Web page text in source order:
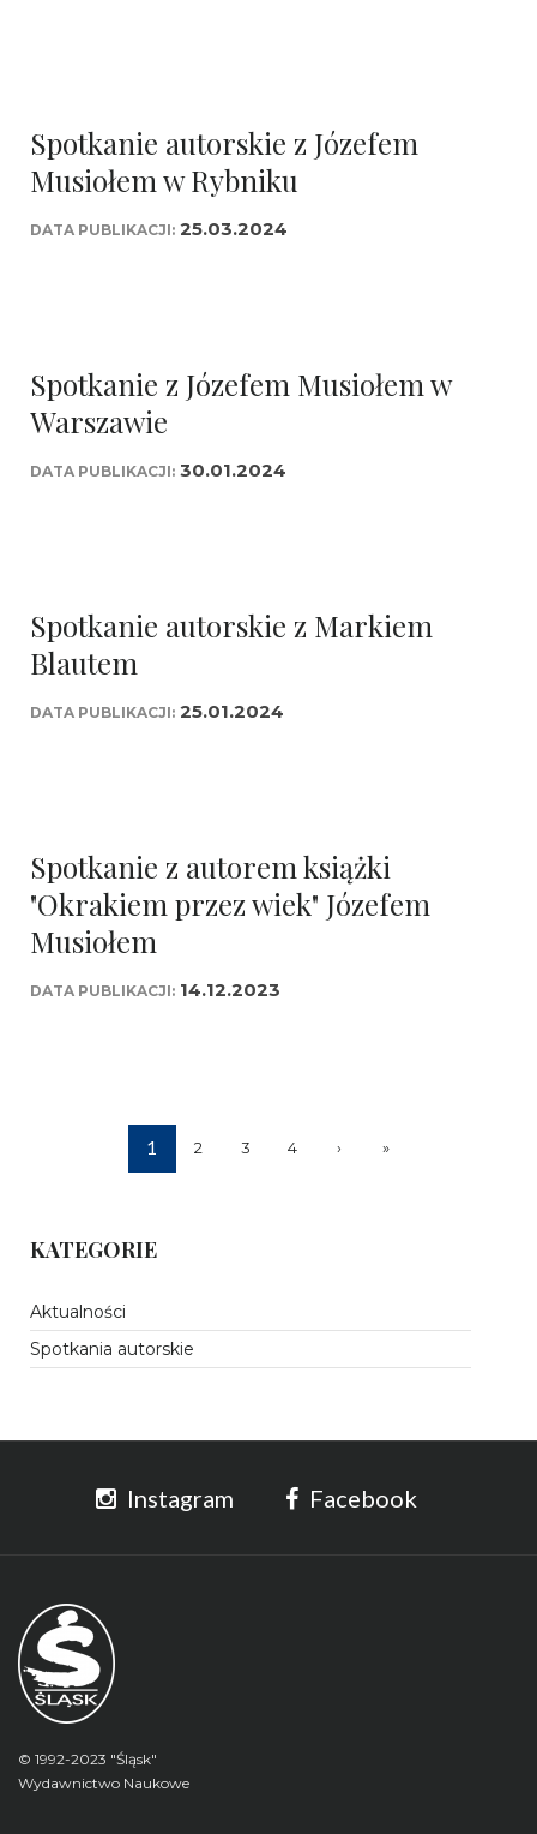
Spotkanie autorskie z Józefem
Musiołem w Rybniku
DATA PUBLIKACJI: 25.03.2024
Spotkanie z Józefem Musiołem w
Warszawie
DATA PUBLIKACJI: 30.01.2024
Spotkanie autorskie z Markiem
Blautem
DATA PUBLIKACJI: 25.01.2024
Spotkanie z autorem książki
"Okrakiem przez wiek" Józefem
Musiołem
DATA PUBLIKACJI: 14.12.2023
1 2 3 4 › »
KATEGORIE
Aktualności
Spotkania autorskie
Instagram Facebook
© 1992-2023 "Śląsk"
Wydawnictwo Naukowe